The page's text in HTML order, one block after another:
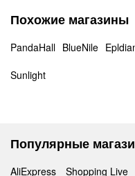
Похожие магазины
PandaHall BlueNile
Sunlight
Популярные
AliExpress Shopping Live